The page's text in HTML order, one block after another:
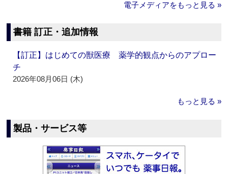
電子メディアをもっと見る »
書籍 訂正・追加情報
【訂正】はじめての獣医療 薬学的観点からのアプロー
チ
2026年08月06日 (木)
もっと見る »
製品・サービス等